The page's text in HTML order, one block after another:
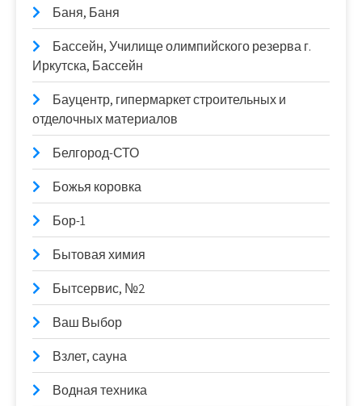
Баня, Баня
Бассейн, Училище олимпийского резерва г.
Иркутска, Бассейн
Бауцентр, гипермаркет строительных и
отделочных материалов
Белгород-СТО
Божья коровка
Бор-1
Бытовая химия
Бытсервис, №2
Ваш Выбор
Взлет, сауна
Водная техника